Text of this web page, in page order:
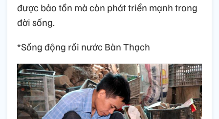
được bảo tồn mà còn phát triển mạnh trong
đời sống.
*Sống động rối nước Bàn Thạch